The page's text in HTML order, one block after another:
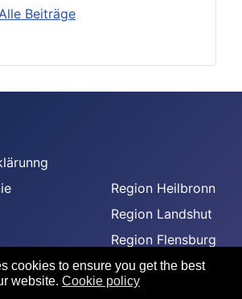
cookies to ensure you get the best
website. Cookie policy
Beiträge
Region Heilbronn
Region Landshut
Region Flensburg
Region Amberg